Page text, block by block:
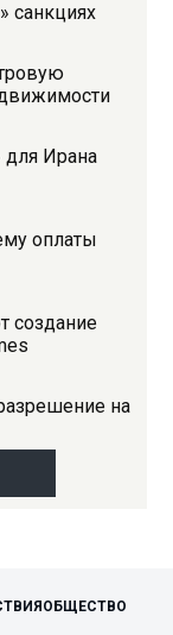
санкциях
для Ирана
оплаты
на
ОБЩЕСТВО